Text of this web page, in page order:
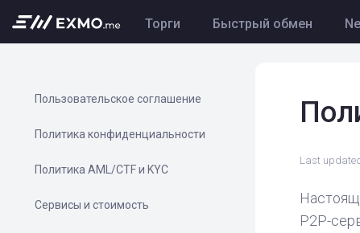
Торги Быстрый обмен
Пользовательское соглашение
Политика конфиденциальности
Политика AML/CTF и KYC
Сервисы и стоимость
Last
P2P-